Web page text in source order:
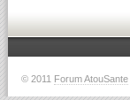
© 2011 Forum AtouSante